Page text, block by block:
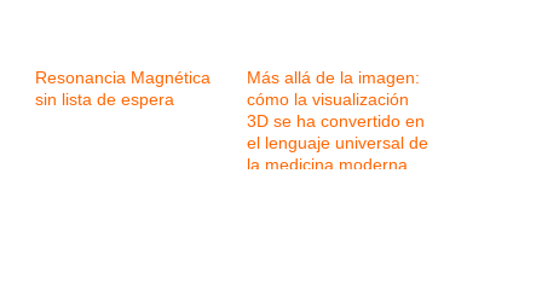
Resonancia Magnética
sin lista de espera
Más allá de la imagen:
cómo la visualización
3D se ha convertido en
el lenguaje universal de
la medicina moderna